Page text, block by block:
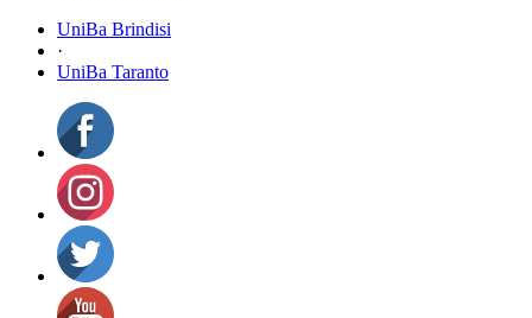
UniBa Brindisi
·
UniBa Taranto